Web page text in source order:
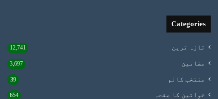
Categories
تازہ ترین 12,741
مضامین 3,697
منتخب کالم 39
خواتین کا صفحہ 654